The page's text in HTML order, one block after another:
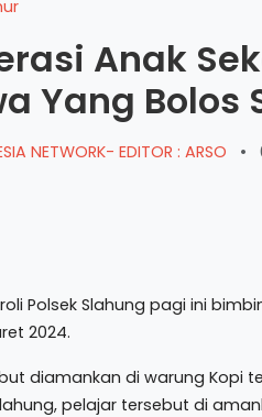
Anak
Yang Bolos
NETWORK- EDITOR : ARSO •
Polsek Slahung pagi ini
2024.
diamankan di warung
pelajar tersebut di